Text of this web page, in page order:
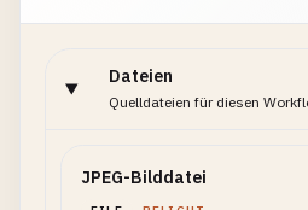
Dateien
Quelldateien für diesen
JPEG-Bilddatei